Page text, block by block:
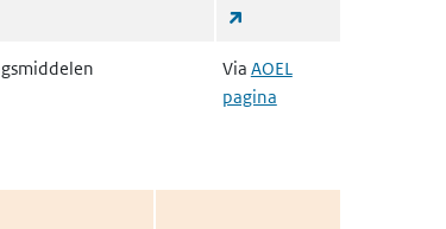
Via AOEL
pagina